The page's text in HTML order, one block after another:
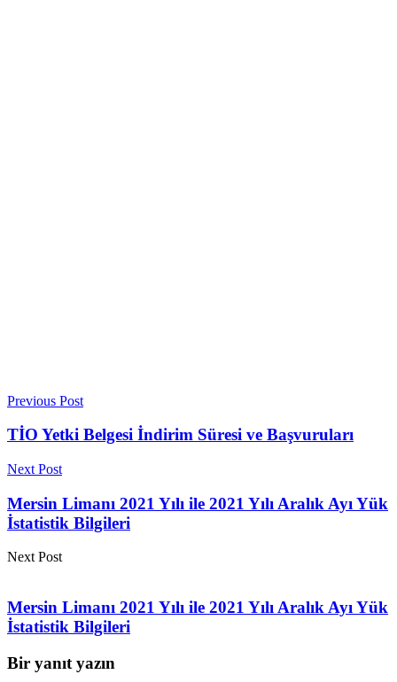
Previous Post
TİO Yetki Belgesi İndirim Süresi ve Başvuruları
Next Post
Mersin Limanı 2021 Yılı ile 2021 Yılı Aralık Ayı Yük
İstatistik Bilgileri
Next Post
Mersin Limanı 2021 Yılı ile 2021 Yılı Aralık Ayı Yük
İstatistik Bilgileri
Bir yanıt yazın